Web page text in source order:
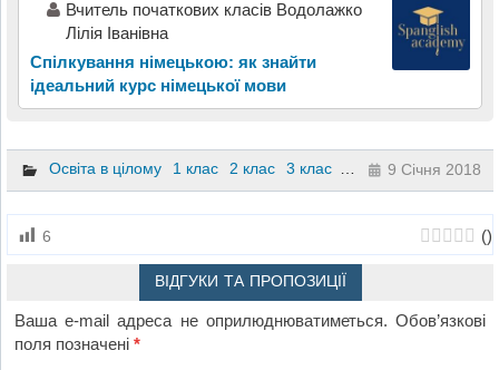
Вчитель початкових класів Водолажко
Лілія Іванівна
Спілкування німецькою: як знайти
ідеальний курс німецької мови
Освіта в цілому 1 клас 2 клас 3 клас 4 клас9 Січня 2018
6 ()
ВІДГУКИ ТА ПРОПОЗИЦІЇ
Ваша e-mail адреса не оприлюднюватиметься. Обов’язкові
поля позначені*